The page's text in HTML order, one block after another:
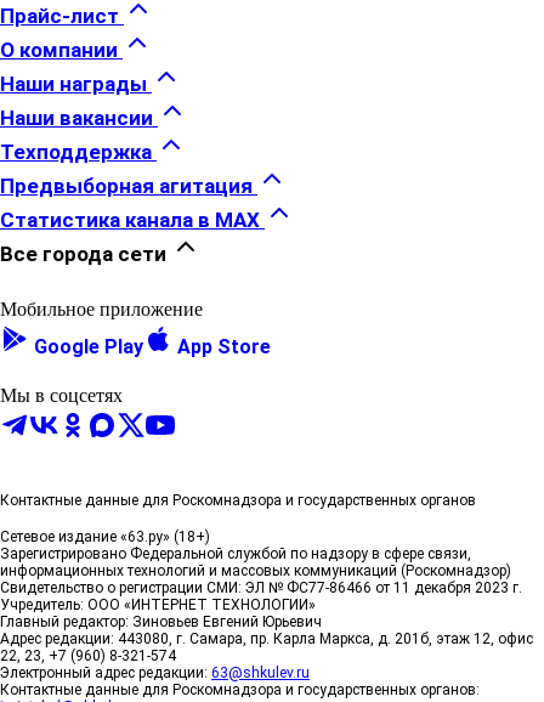
Прайс-лист
О компании
Наши награды
Наши вакансии
Техподдержка
Предвыборная агитация
Статистика канала в MAX
Все города сети
Мобильное приложение
Google Play App Store
Мы в соцсетях
Контактные данные для Роскомнадзора и государственных органов
Сетевое издание «63.ру» (18+)
Зарегистрировано Федеральной службой по надзору в сфере связи,
информационных технологий и массовых коммуникаций (Роскомнадзор)
Свидетельство о регистрации СМИ: ЭЛ № ФС77-86466 от 11 декабря 2023 г.
Учредитель: ООО «ИНТЕРНЕТ ТЕХНОЛОГИИ»
Главный редактор: Зиновьев Евгений Юрьевич
Адрес редакции: 443080, г. Самара, пр. Карла Маркса, д. 201б, этаж 12, офис
22, 23, +7 (960) 8-321-574
Электронный адрес редакции: 63@shkulev.ru
Контактные данные для Роскомнадзора и государственных органов: